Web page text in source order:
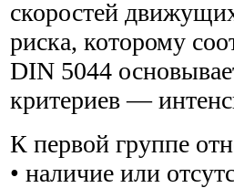
скоростей
риска, которому
DIN 5044
критериев —
К первой группе
• наличие или